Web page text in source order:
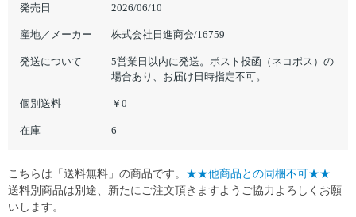
発売日 2026/06/10
産地／メーカー 株式会社日進商会/16759
発送について
5営業日以内に発送。ポスト投函（ネコポス）の
場合あり、お届け日時指定不可。
個別送料 ￥0
在庫 6
こちらは「送料無料」の商品です。 ★★他商品との同梱不可★★
送料別商品は別途、新たにご注文頂きますようご協力よろしくお願
いします。